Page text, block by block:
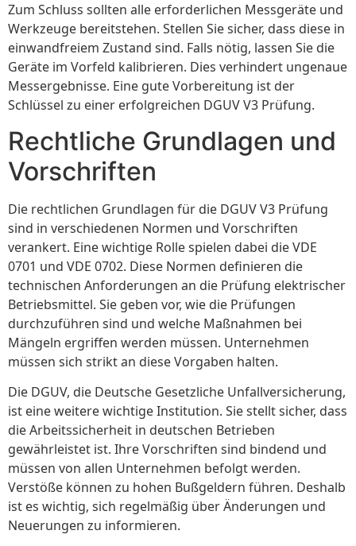
Zum Schluss sollten alle erforderlichen Messgeräte und
Werkzeuge bereitstehen. Stellen Sie sicher, dass diese in
einwandfreiem Zustand sind. Falls nötig, lassen Sie die
Geräte im Vorfeld kalibrieren. Dies verhindert ungenaue
Messergebnisse. Eine gute Vorbereitung ist der
Schlüssel zu einer erfolgreichen DGUV V3 Prüfung.
Rechtliche Grundlagen und
Vorschriften
Die rechtlichen Grundlagen für die DGUV V3 Prüfung
sind in verschiedenen Normen und Vorschriften
verankert. Eine wichtige Rolle spielen dabei die VDE
0701 und VDE 0702. Diese Normen definieren die
technischen Anforderungen an die Prüfung elektrischer
Betriebsmittel. Sie geben vor, wie die Prüfungen
durchzuführen sind und welche Maßnahmen bei
Mängeln ergriffen werden müssen. Unternehmen
müssen sich strikt an diese Vorgaben halten.
Die DGUV, die Deutsche Gesetzliche Unfallversicherung,
ist eine weitere wichtige Institution. Sie stellt sicher, dass
die Arbeitssicherheit in deutschen Betrieben
gewährleistet ist. Ihre Vorschriften sind bindend und
müssen von allen Unternehmen befolgt werden.
Verstöße können zu hohen Bußgeldern führen. Deshalb
ist es wichtig, sich regelmäßig über Änderungen und
Neuerungen zu informieren.